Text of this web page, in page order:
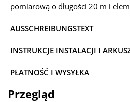
pomiarową o długości 20 m i
AUSSCHREIBUNGSTEXT
INSTRUKCJE INSTALACJI I
PŁATNOŚĆ I WYSYŁKA
Przegląd